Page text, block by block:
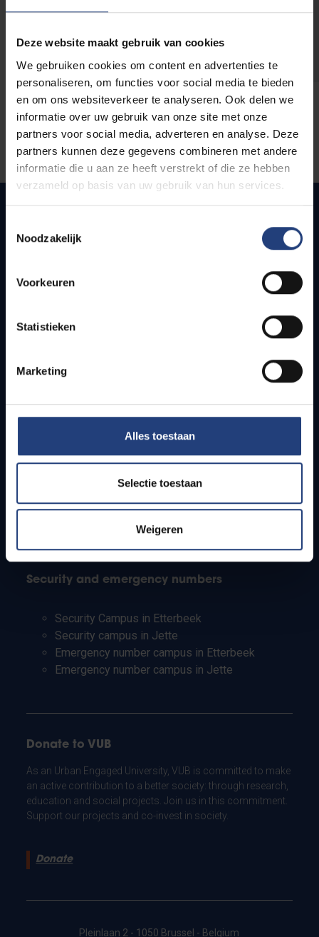
Deze website maakt gebruik van cookies
We gebruiken cookies om content en advertenties te
personaliseren, om functies voor social media te bieden
en om ons websiteverkeer te analyseren. Ook delen we
informatie over uw gebruik van onze site met onze
partners voor social media, adverteren en analyse. Deze
partners kunnen deze gegevens combineren met andere
informatie die u aan ze heeft verstrekt of die ze hebben
verzameld op basis van uw gebruik van hun services.
Noodzakelijk
Voorkeuren
Statistieken
Marketing
Alles toestaan
Selectie toestaan
Weigeren
Quick links
How to get to the VUB campuses
Students
PhD students
Teachers and secondary schools
Working students
Security and emergency numbers
Security Campus in Etterbeek
Security campus in Jette
Emergency number campus in Etterbeek
Emergency number campus in Jette
Donate to VUB
As an Urban Engaged University, VUB is committed to make
an active contribution to a better society: through research,
education and social projects. Join us in this commitment.
Support our projects and co-invest in society.
Donate
Pleinlaan 2 - 1050 Brussel - Belgium